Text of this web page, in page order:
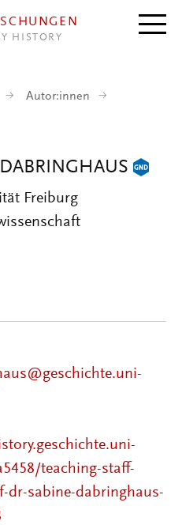
HISTORY
Autor:innen
Freiburg
teaching-staff-
dr-sabine-dabringhaus-